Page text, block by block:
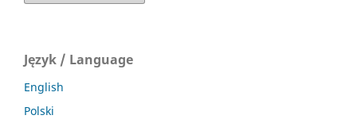
Język / Language
English
Polski